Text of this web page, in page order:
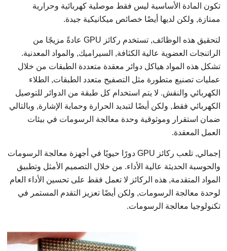
تكون المادة الأساسية ليس فقط موصلية كهربائية وحرارية
ممتازة, ولكن لديها أيضًا خصائص ميكانيكية جيدة.
لتحقيق هذه الوظائف, تستخدم ركائز GPU عادةً مزيجًا من
الراتنجات العضوية عالية الكثافة, السيراميك, والمواد المعدنية.
تشكل هذه المواد هياكل دوائر معقدة متعددة الطبقات من خلال
عمليات تصنيع متطورة مثل التصفيح متعدد الطبقات, الطلاء
الكهربائي والنقش. لا يتم استخدام كل طبقة من الدوائر للتوصيل
الكهربائي فقط, ولكن أيضًا لتبديد الحرارة وحماية الإشارة, وبالتالي
ضمان استقرار وموثوقية وحدة معالجة الرسومات في بيئات
العمل المعقدة.
إجمالي, تلعب ركائز GPU دورًا حيويًا في أجهزة معالجة الرسومات
والحوسبة الحديثة عالية الأداء. من خلال التصميم الأمثل وتطبيق
المواد المتقدمة, هذه الركائز لا تعمل فقط على تحسين الأداء العام
لوحدة معالجة الرسومات, ولكن أيضًا تعزيز التقدم المستمر في
تكنولوجيا معالجة الرسومات.